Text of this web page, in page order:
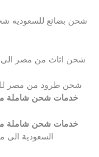
شحن بضائع للسعوديه
شحن اثاث من مصر الى
شحن طرود من مصر
خدمات شحن شاملة
خدمات شحن شاملة
السعودية